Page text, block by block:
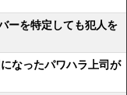
ーを特定しても犯人を
なったパワハラ上司が